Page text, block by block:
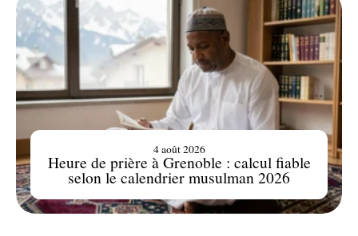
Heure de prière à Grenoble : calcul fiable
selon le calendrier musulman 2026
4 août 2026